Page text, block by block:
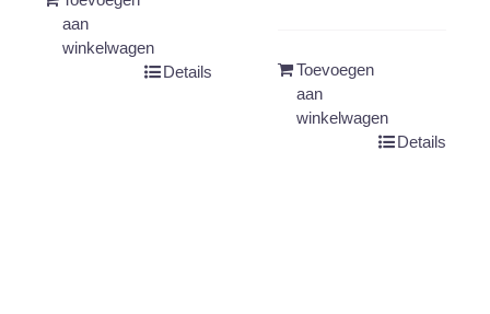
aan
winkelwagen
Details
Toevoegen
aan
winkelwagen
Details